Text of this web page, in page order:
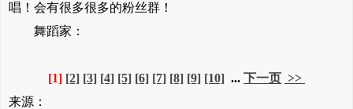
唱！会有很多很多的粉丝群！
舞蹈家：
[1] [2] [3] [4] [5] [6] [7] [8] [9] [10] ... 下一页 >>
来源：